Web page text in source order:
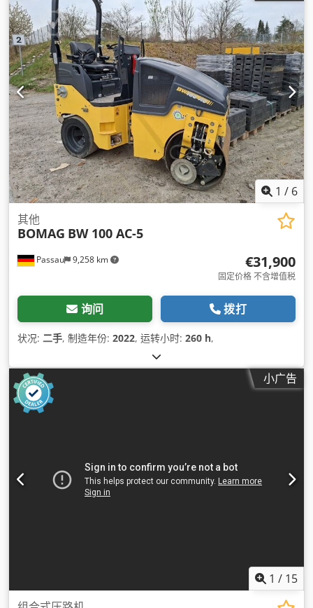
1 / 6
Passau 9,258 km
其他
BOMAG BW 100 AC-5
€31,900
固定价格 不含增值税
询问 拨打
状况: 二手, 制造年份: 2022, 运转小时: 260 h,
小广告
1 / 15